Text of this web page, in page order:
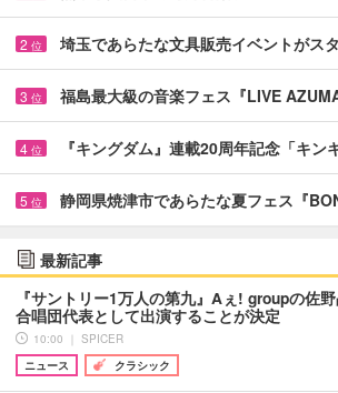
2 位 埼玉であらたな文具販売イベントが
3 位 福島最大級の音楽フェス『LIVE
4 位 『キングダム』連載20周年記念「キ
5 位 静岡県焼津市であらたな夏フェス『
最新記事
『サントリー1万人の第九』Aぇ! groupの佐
合唱団代表として出演することが決定
10:00 ｜ SPICER
ニュース
クラシック